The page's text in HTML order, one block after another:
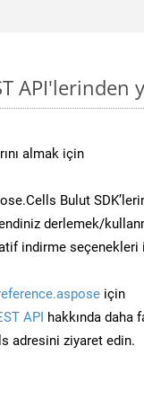
API'lerinden
almak için
Bulut
derlemek/
indirme seçenekleri
için
API hakkında daha
adresini ziyaret edin.